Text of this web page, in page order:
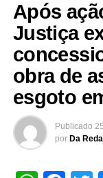
Após
Justiça
obra de
esgoto
Publicado
por Da